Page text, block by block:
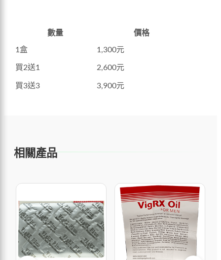
數量 價格
1盒 1,300元
買2送1 2,600元
買3送3 3,900元
相關產品